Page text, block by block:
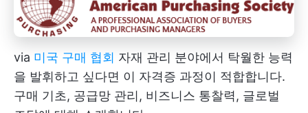
via 미국 구매 협회 자재 관리 분야에서 탁월한 능력
을 발휘하고 싶다면 이 자격증 과정이 적합합니다.
구매 기초, 공급망 관리, 비즈니스 통찰력, 글로벌